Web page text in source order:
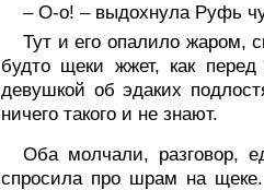
– О-о! – выдохнула Руфь
Тут и его опалило жаром,
будто щеки жжет, как перед
девушкой об эдаких
ничего такого и не знают.
Оба молчали, разговор,
спросила про шрам на